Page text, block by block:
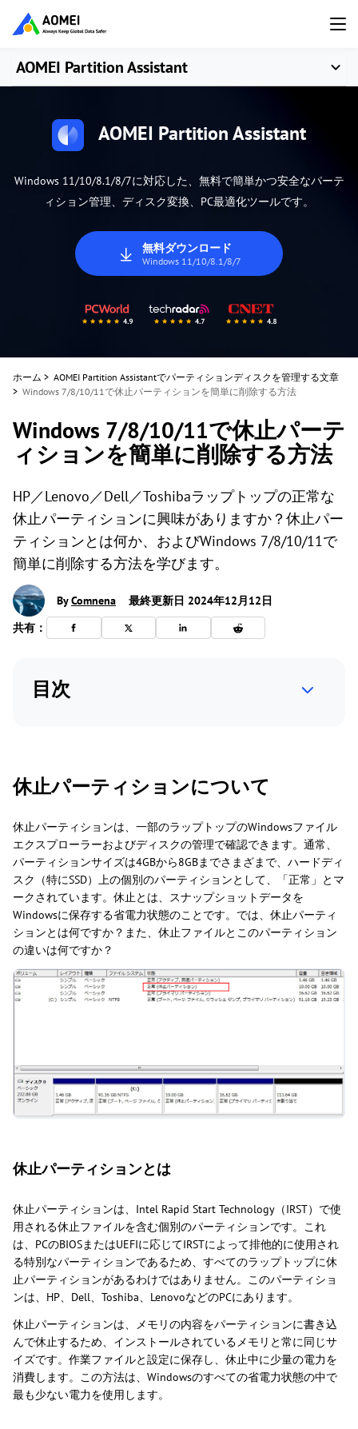
AOMEI Partition Assistant
AOMEI Partition Assistant
Windows 11/10/8.1/8/7に対応した、無料で簡単かつ安全なパーテ
ィション管理、ディスク変換、PC最適化ツールです。
無料ダウンロード
Windows 11/10/8.1/8/7
ホーム > AOMEI Partition Assistantでパーティションディスクを管理する文章
> Windows 7/8/10/11で休止パーティションを簡単に削除する方法
Windows 7/8/10/11で休止パーテ
ィションを簡単に削除する方法
HP／Lenovo／Dell／Toshibaラップトップの正常な
休止パーティションに興味がありますか？休止パー
ティションとは何か、およびWindows 7/8/10/11で
簡単に削除する方法を学びます。
ByComnena
最終更新日 2024年12月12日
共有：
目次
休止パーティションについて
休止パーティションは、一部のラップトップのWindowsファイル
エクスプローラーおよびディスクの管理で確認できます。通常、
パーティションサイズは4GBから8GBまでさまざまで、ハードディ
スク（特にSSD）上の個別のパーティションとして、「正常」とマ
ークされています。休止とは、スナップショットデータを
Windowsに保存する省電力状態のことです。では、休止パーティ
ションとは何ですか？また、休止ファイルとこのパーティション
の違いは何ですか？
休止パーティションとは
休止パーティションは、Intel Rapid Start Technology（IRST）で使
用される休止ファイルを含む個別のパーティションです。これ
は、PCのBIOSまたはUEFIに応じてIRSTによって排他的に使用され
る特別なパーティションであるため、すべてのラップトップに休
止パーティションがあるわけではありません。このパーティショ
ンは、HP、Dell、Toshiba、LenovoなどのPCにあります。
休止パーティションは、メモリの内容をパーティションに書き込
んで休止するため、インストールされているメモリと常に同じサ
イズです。作業ファイルと設定に保存し、休止中に少量の電力を
消費します。この方法は、Windowsのすべての省電力状態の中で
最も少ない電力を使用します。